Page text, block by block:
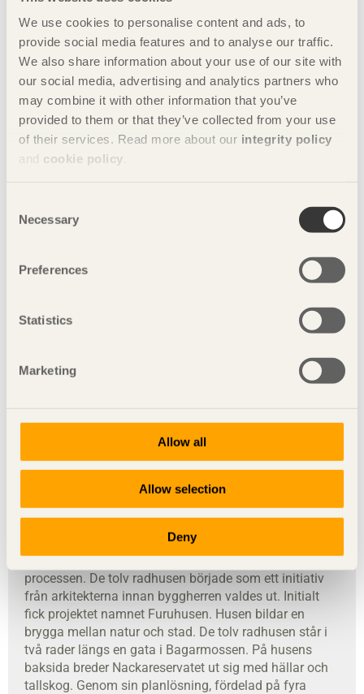
We use cookies to personalise content and ads, to
provide social media features and to analyse our traffic.
We also share information about your use of our site with
our social media, advertising and analytics partners who
may combine it with other information that you’ve
provided to them or that they’ve collected from your use
of their services. Read more about our integrity policy
and cookie policy
Selection
Necessary
Preferences
Statistics
Marketing
Allow all
Allow selection
Deny
Situationsplan
Erik Wallin Bygg AB
ArkitektArklab
Noccon AB
KonstruktörSD project
Arkitektens ordTrä har varit det bärande temat i hela
processen. De tolv radhusen började som ett initiativ
från arkitekterna innan byggherren valdes ut. Initialt
fick projektet namnet Furuhusen. Husen bildar en
brygga mellan natur och stad. De tolv radhusen står i
två rader längs en gata i Bagarmossen. På husens
baksida breder Nackareservatet ut sig med hällar och
tallskog. Genom sin planlösning, fördelad på fyra